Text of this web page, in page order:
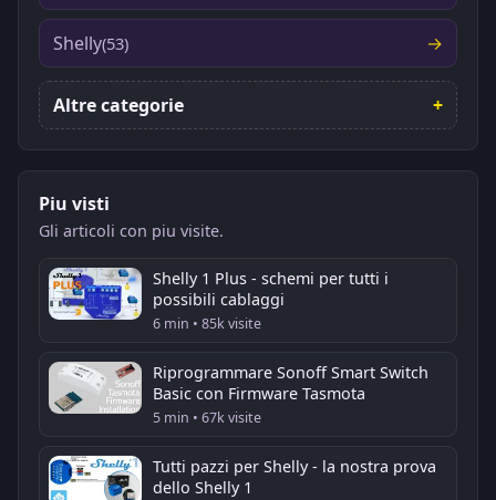
Shelly(53)
Altre categorie
Piu visti
Gli articoli con piu visite.
Shelly 1 Plus - schemi per tutti i
possibili cablaggi
6 min • 85k visite
Riprogrammare Sonoff Smart Switch
Basic con Firmware Tasmota
5 min • 67k visite
Tutti pazzi per Shelly - la nostra prova
dello Shelly 1